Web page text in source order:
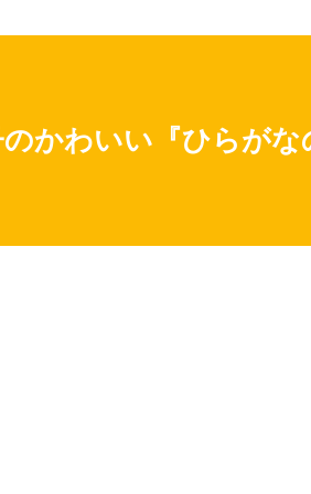
かわいい『ひらがな